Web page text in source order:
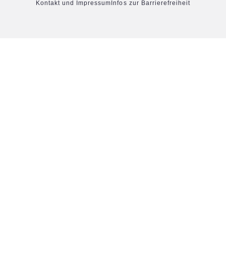
Kontakt und Impressum Infos zur Barrierefreiheit